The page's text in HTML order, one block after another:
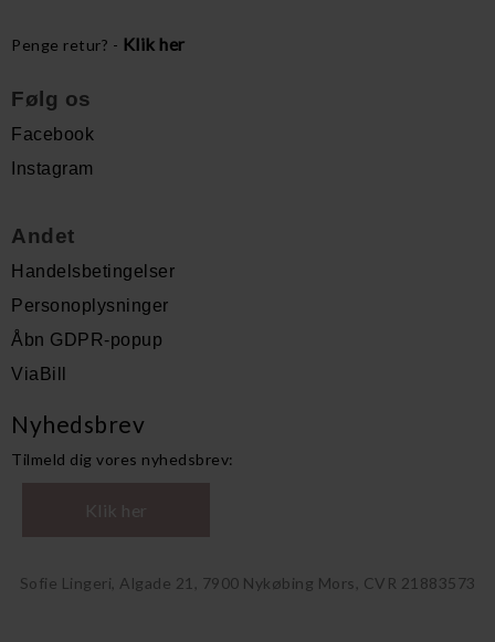
Penge retur? - Klik her
Følg os
Facebook
Instagram
Andet
Handelsbetingelser
Personoplysninger
Åbn GDPR-popup
ViaBill
Nyhedsbrev
Tilmeld dig vores nyhedsbrev:
Klik her
Sofie Lingeri, Algade 21, 7900 Nykøbing Mors, CVR 21883573